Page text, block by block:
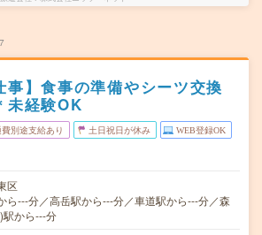
事】食事の準備やシーツ交換
未経験OK
費別途支給あり 土日祝日が休み WEB登録OK
区
ら---分／高岳駅から---分／車道駅から---分／森
駅から---分